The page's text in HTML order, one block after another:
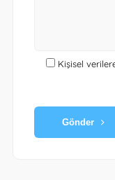
Kişisel
Gönder